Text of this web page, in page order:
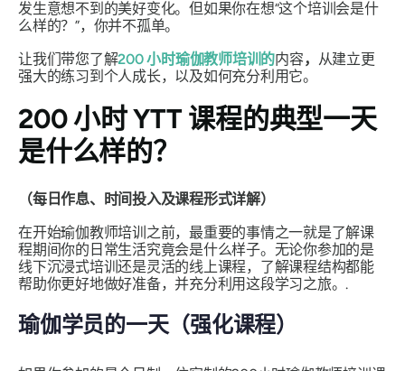
发生意想不到的美好变化。但如果你在想“这个培训会是什
么样的？”，你并不孤单。
让我们带您了解200 小时瑜伽教师培训的内容， 从建立更
强大的练习到个人成长，以及如何充分利用它。
200 小时 YTT 课程的典型一天
是什么样的？
（每日作息、时间投入及课程形式详解）
在开始瑜伽教师培训之前，最重要的事情之一就是了解课
程期间你的日常生活究竟会是什么样子。无论你参加的是
线下沉浸式培训还是灵活的线上课程，了解课程结构都能
帮助你更好地做好准备，并充分利用这段学习之旅。.
瑜伽学员的一天（强化课程）